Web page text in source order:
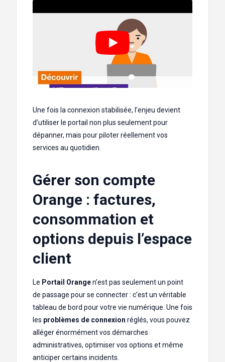
Une fois la connexion stabilisée, l’enjeu devient
d’utiliser le portail non plus seulement pour
dépanner, mais pour piloter réellement vos
services au quotidien.
Gérer son compte
Orange : factures,
consommation et
options depuis l’espace
client
Le Portail Orangen’est pas seulement un point
de passage pour se connecter : c’est un véritable
tableau de bord pour votre vie numérique. Une fois
les problèmes de connexion réglés, vous pouvez
alléger énormément vos démarches
administratives, optimiser vos options et même
anticiper certains incidents.